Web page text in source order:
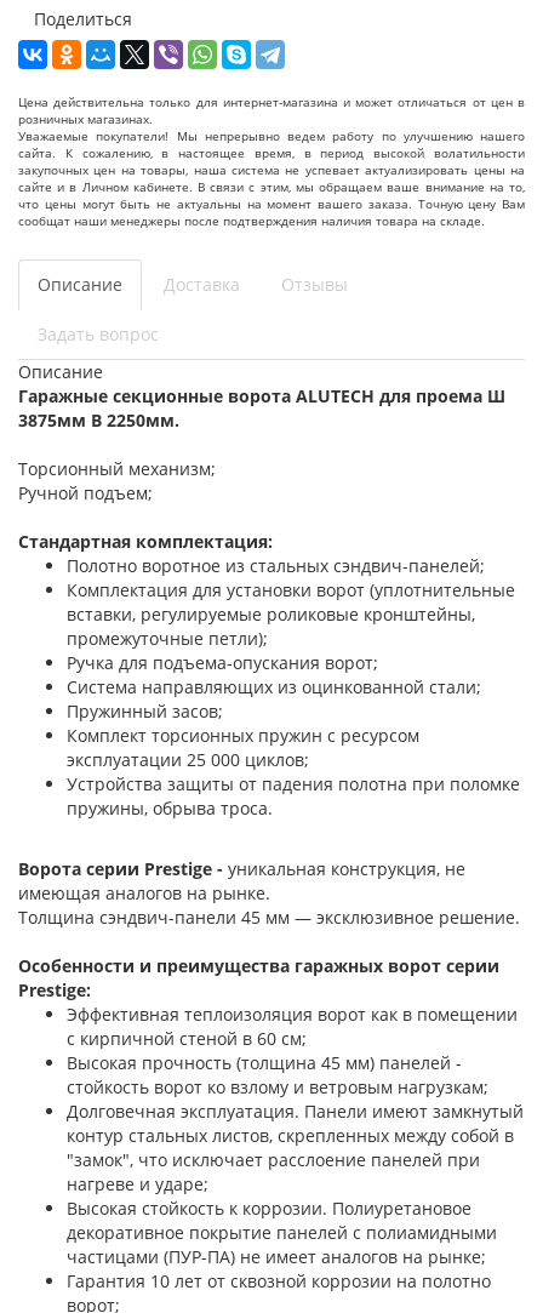
Поделиться
Цена действительна только для интернет-магазина и может отличаться от цен в
розничных магазинах.
Уважаемые покупатели! Мы непрерывно ведем работу по улучшению нашего
сайта. К сожалению, в настоящее время, в период высокой волатильности
закупочных цен на товары, наша система не успевает актуализировать цены на
сайте и в Личном кабинете. В связи с этим, мы обращаем ваше внимание на то,
что цены могут быть не актуальны на момент вашего заказа. Точную цену Вам
сообщат наши менеджеры после подтверждения наличия товара на складе.
Описание Доставка Отзывы
Задать вопрос
Описание
Гаражные секционные ворота ALUTECH для проема Ш
3875мм В 2250мм.
Торсионный механизм;
Ручной подъем;
Стандартная комплектация:
Полотно воротное из стальных сэндвич-панелей;
Комплектация для установки ворот (уплотнительные
вставки, регулируемые роликовые кронштейны,
промежуточные петли);
Ручка для подъема-опускания ворот;
Система направляющих из оцинкованной стали;
Пружинный засов;
Комплект торсионных пружин с ресурсом
эксплуатации 25 000 циклов;
Устройства защиты от падения полотна при поломке
пружины, обрыва троса.
Ворота серии Prestige - уникальная конструкция, не
имеющая аналогов на рынке.
Толщина сэндвич-панели 45 мм — эксклюзивное решение.
Особенности и преимущества гаражных ворот серии
Prestige:
Эффективная теплоизоляция ворот как в помещении
с кирпичной стеной в 60 см;
Высокая прочность (толщина 45 мм) панелей -
стойкость ворот ко взлому и ветровым нагрузкам;
Долговечная эксплуатация. Панели имеют замкнутый
контур стальных листов, скрепленных между собой в
"замок", что исключает расслоение панелей при
нагреве и ударе;
Высокая стойкость к коррозии. Полиуретановое
декоративное покрытие панелей с полиамидными
частицами (ПУР-ПА) не имеет аналогов на рынке;
Гарантия 10 лет от сквозной коррозии на полотно
ворот;